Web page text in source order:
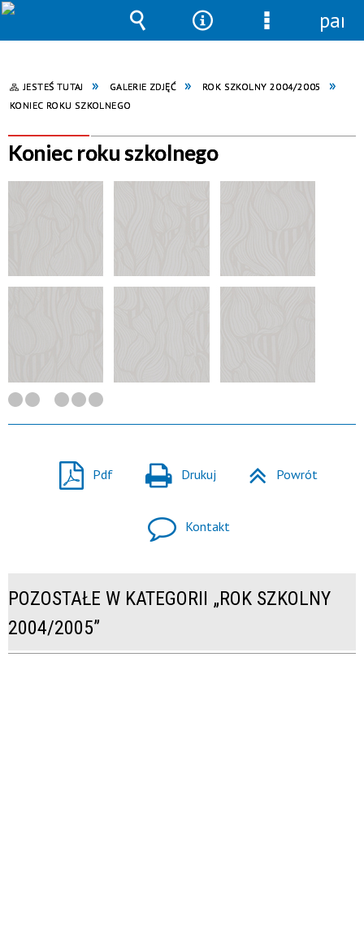
JESTEŚ TUTAJ GALERIE ZDJĘĆ
ROK SZKOLNY 2004/2005
KONIEC ROKU SZKOLNEGO
Koniec roku szkolnego
Pdf Drukuj Powrót
Kontakt
POZOSTAŁE W KATEGORII „ROK SZKOLNY
2004/2005”
Wyszukiwarka
NarzędziaMenu